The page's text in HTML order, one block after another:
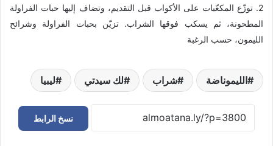
2. توزّع المكعّبات على الأكواب قبل التقديم، وتضاف إليها حبات الفراولة
المطحونة، ثم يسكب فوقها الشراب. تزيّن بحبات الفراولة وشرائح
الليمون، حسب الرغبة
الليموناضة شراب لك سيدتي ليبيا
نسخ الرابط